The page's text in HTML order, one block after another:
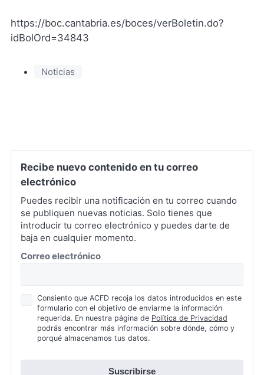
https://boc.cantabria.es/boces/verBoletin.do?
idBolOrd=34843
Noticias
Recibe nuevo contenido en tu correo
electrónico
Puedes recibir una notificación en tu correo cuando
se publiquen nuevas noticias. Solo tienes que
introducir tu correo electrónico y puedes darte de
baja en cualquier momento.
Correo electrónico*
Política
Privacidad
Consiento que ACFD recoja los datos introducidos en este
formulario con el objetivo de enviarme la información
requerida. En nuestra página de Política de Privacidad
podrás encontrar más información sobre dónde, cómo y
porqué almacenamos tus datos.
Suscribirse